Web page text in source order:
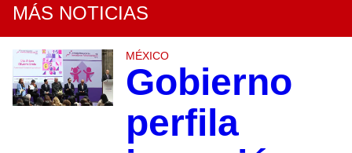
MÁS NOTICIAS
MÉXICO
Gobierno
perfila